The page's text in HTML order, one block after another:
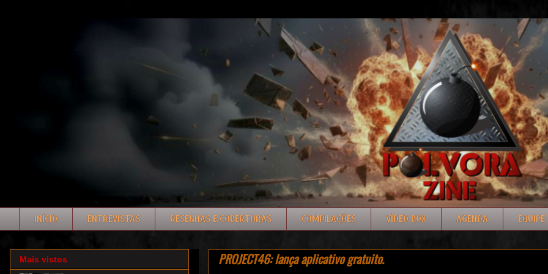
INÍCIO ENTREVISTAS RESENHAS E COBERTURAS COMPILAÇÕES VÍDEO BOX AGENDA EQUIPE
PROJECT46: lança aplicativo gratuito.
Mais vistos